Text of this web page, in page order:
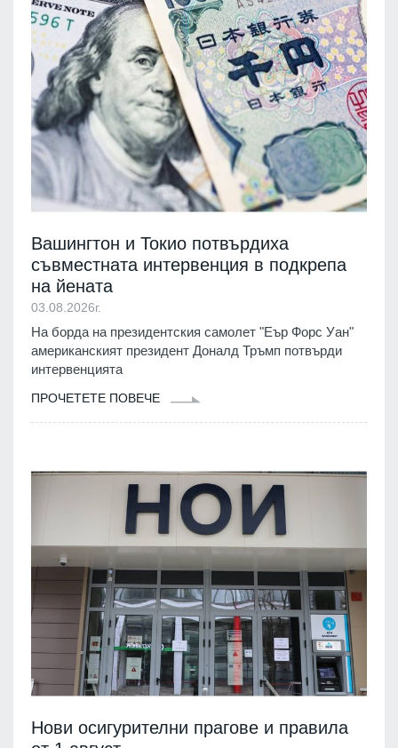
Вашингтон и Токио потвърдиха
съвместната интервенция в подкрепа
на йената
03.08.2026г.
На борда на президентския самолет "Еър Форс Уан"
американският президент Доналд Тръмп потвърди
интервенцията
ПРОЧЕТЕТЕ ПОВЕЧЕ
Нови осигурителни прагове и правила